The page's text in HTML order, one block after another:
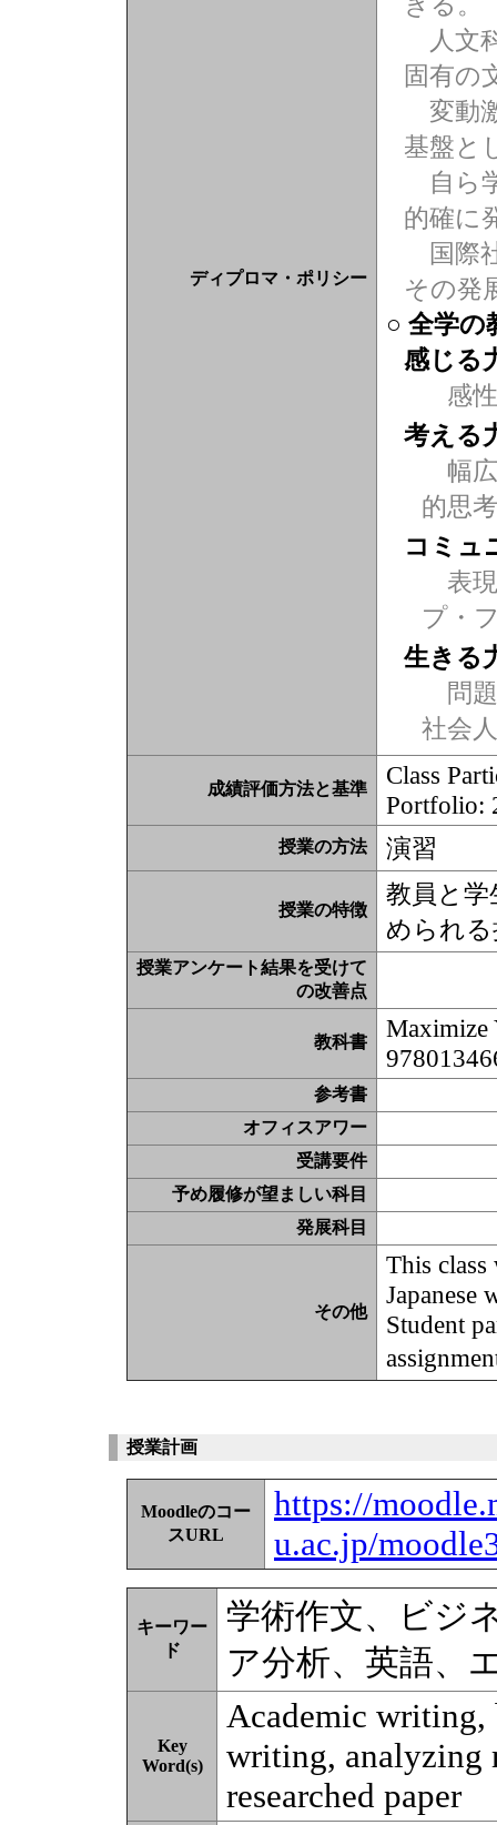
ディプロマ・ポリシー
人文
固有の
変動
基盤と
自ら
的確に
国際
その発
○ 全学の
感じる
感性
考える
幅
的思
コミュ
表現
プ・
生きる
問題
社会
成績評価方法と基準
Class
Portfolio:
授業の方法 演習
授業の特徴
教員と
められ
授業アンケート結果を受けて
の改善点
教科書
Maximize
参考書
オフィスアワー
受講要件
予め履修が望ましい科目
発展科目
その他
This
Japanese
Student
授業計画
Moodleのコー
スURL
https://
u.ac.jp/
キーワー
ド
学術作文、ビジ
ア分析、英語、
Key
Word(s)
Academic
writing, analyzing
researched paper